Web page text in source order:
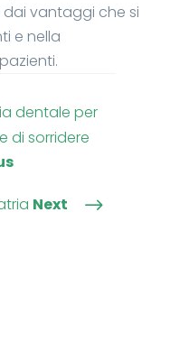
vantaggi che si
e nella
dentale per
di sorridere
Next $